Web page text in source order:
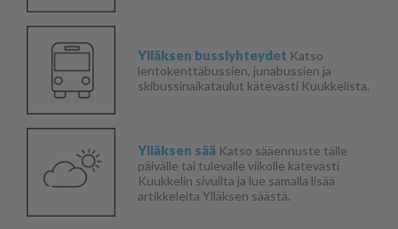
Ylläksen bussiyhteydet Katso
lentokenttäbussien, junabussien ja
skibussinaikataulut kätevästi Kuukkelista.
Ylläksen sää Katso sääennuste tälle
päivälle tai tulevalle viikolle kätevästi
Kuukkelin sivuilta ja lue samalla lisää
artikkeleita Ylläksen säästä.